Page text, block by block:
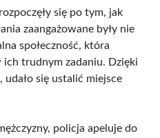
się po tym, jak
zaangażowane były nie
społeczność, która
trudnym zadaniu. Dzięki
się ustalić miejsce
policja apeluje do